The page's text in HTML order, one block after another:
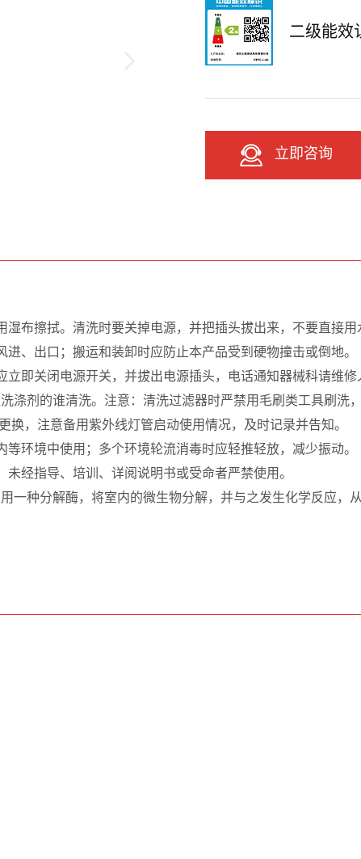
二级能效
立即咨询
布擦拭。清洗时要关掉电源，并把插头拔出来，不要直接用
、出口；搬运和装卸时应防止本产品受到硬物撞击或倒地。
即关闭电源开关，并拔出电源插头，电话通知器械科请维修
涤剂的谁清洗。注意：清洗过滤器时严禁用毛刷类工具刷洗
，注意备用紫外线灯管启动使用情况，及时记录并告知。
环境中使用；多个环境轮流消毒时应轻推轻放，减少振动。
经指导、培训、详阅说明书或受命者严禁使用。
一种分解酶，将室内的微生物分解，并与之发生化学反应，